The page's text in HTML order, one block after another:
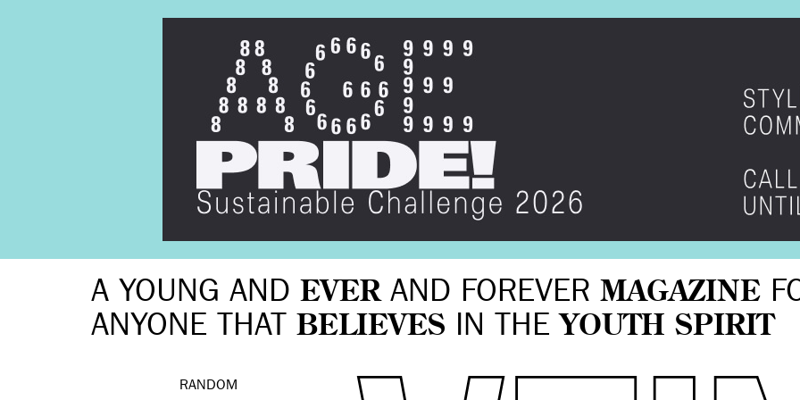
A YOUNG AND EVERAND FOREVER MAGAZINE
ANYONE THAT BELIEVES IN THE YOUTH SPIRIT
RANDOM